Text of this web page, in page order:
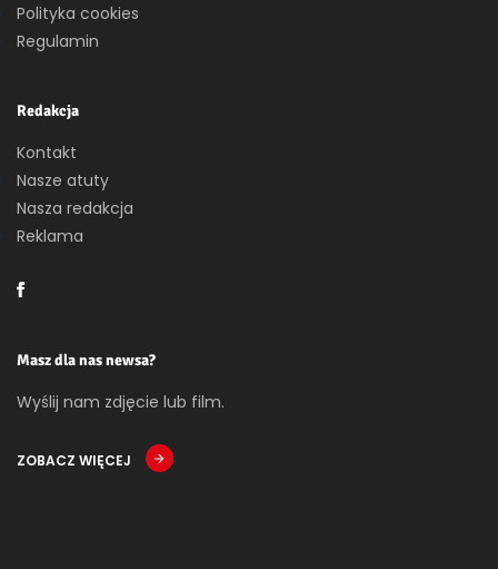
Polityka cookies
Regulamin
Redakcja
Kontakt
Nasze atuty
Nasza redakcja
Reklama
Masz dla nas newsa?
Wyślij nam zdjęcie lub film.
ZOBACZ WIĘCEJ